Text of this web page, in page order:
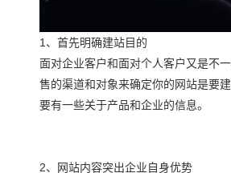
1、首先明确建站目的
面对企业客户和面对个人客户又是不
售的渠道和对象来确定你的网站是要
要有一些关于产品和企业的信息。
2、网站内容突出企业自身优势